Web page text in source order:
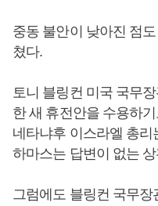
중동 불안이 낮아진 점
쳤다.
토니 블링컨 미국 국무
한 새 휴전안을 수용하
네타냐후 이스라엘 총
하마스는 답변이 없는
그럼에도 블링컨 국무장